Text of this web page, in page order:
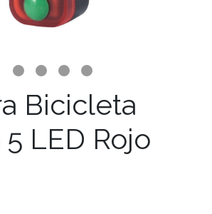
Bicicleta
LED Rojo